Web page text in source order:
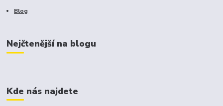
Blog
Nejčtenější na blogu
Kde nás najdete